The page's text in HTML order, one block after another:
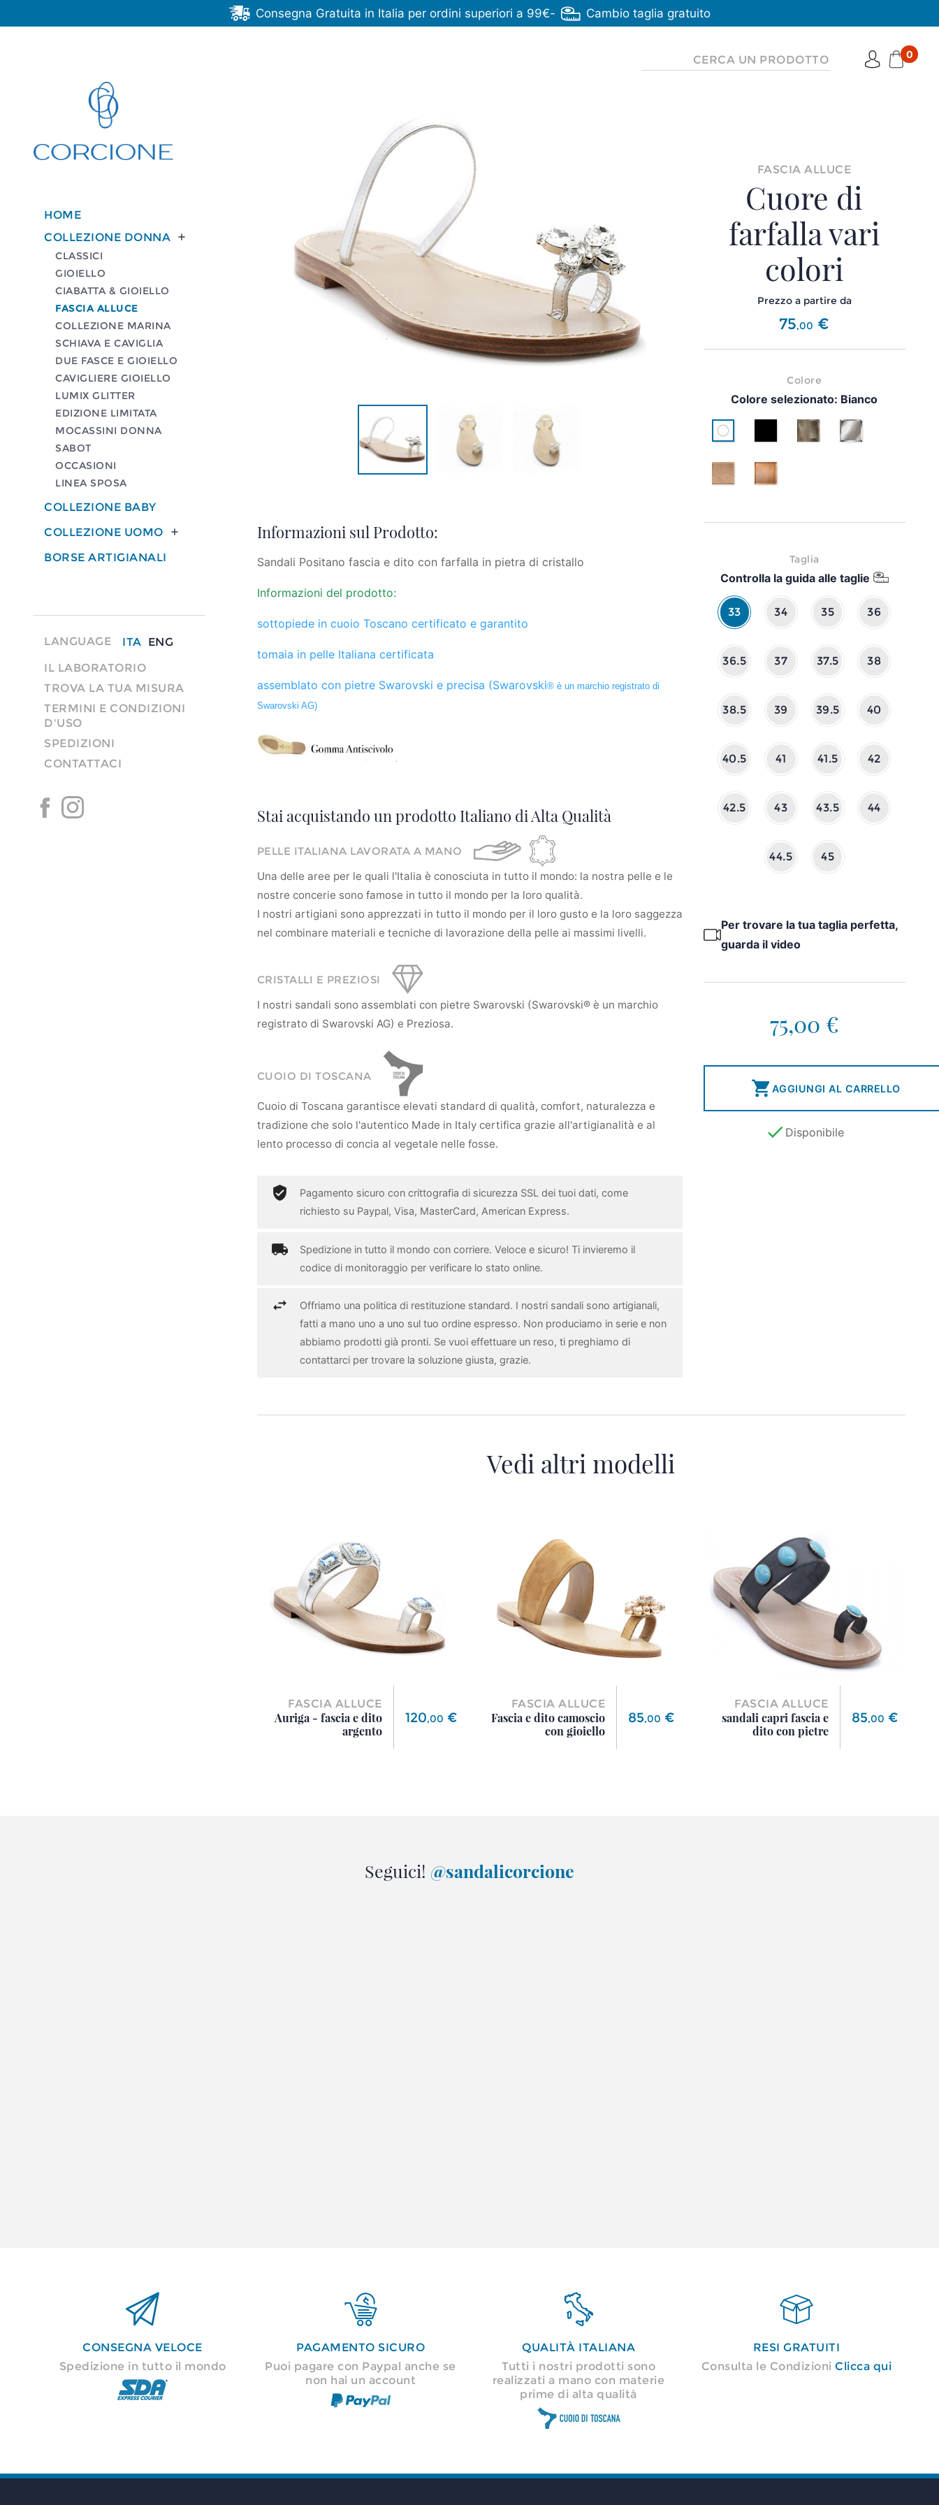
Consegna Gratuita in Italia per ordini superiori a 99€- Cambio taglia gratuito
0
COLLEZIONE DONNA 
CLASSICI
GIOIELLO
CIABATTA & GIOIELLO
FASCIA ALLUCE
COLLEZIONE MARINA
SCHIAVA E CAVIGLIA
DUE FASCE E GIOIELLO
CAVIGLIERE GIOIELLO
LUMIX GLITTER
EDIZIONE LIMITATA
MOCASSINI DONNA
SABOT
OCCASIONI
LINEA SPOSA
COLLEZIONE BABY
COLLEZIONE UOMO

BORSE ARTIGIANALI
LANGUAGE ITA ENG
IL LABORATORIO
TROVA LA TUA MISURA
TERMINI E CONDIZIONI
D'USO
SPEDIZIONI
CONTATTACI
HOME
Informazioni sul Prodotto:
Sandali Positano fascia e dito con farfalla in pietra di cristallo
Informazioni del prodotto:
sottopiede in cuoio Toscano certificato e garantito
tomaia in pelle Italiana certificata
assemblato con pietre Swarovski e precisa (Swarovski® è un marchio registrato di
Swarovski AG)
Stai acquistando un prodotto Italiano di Alta Qualità
PELLE ITALIANA LAVORATA A MANO
Una delle aree per le quali l'Italia è conosciuta in tutto il mondo: la nostra pelle e le
nostre concerie sono famose in tutto il mondo per la loro qualità.
I nostri artigiani sono apprezzati in tutto il mondo per il loro gusto e la loro saggezza
nel combinare materiali e tecniche di lavorazione della pelle ai massimi livelli.
CRISTALLI E PREZIOSI
I nostri sandali sono assemblati con pietre Swarovski (Swarovski® è un marchio
registrato di Swarovski AG) e Preziosa.
CUOIO DI TOSCANA
Cuoio di Toscana garantisce elevati standard di qualità, comfort, naturalezza e
tradizione che solo l'autentico Made in Italy certifica grazie all'artigianalità e al
lento processo di concia al vegetale nelle fosse.
Pagamento sicuro con crittografia di sicurezza SSL dei tuoi dati, come
richiesto su Paypal, Visa, MasterCard, American Express.
Spedizione in tutto il mondo con corriere. Veloce e sicuro! Ti invieremo il
codice di monitoraggio per verificare lo stato online.
Offriamo una politica di restituzione standard. I nostri sandali sono artigianali,
fatti a mano uno a uno sul tuo ordine espresso. Non produciamo in serie e non
abbiamo prodotti già pronti. Se vuoi effettuare un reso, ti preghiamo di
contattarci per trovare la soluzione giusta, grazie.
FASCIA ALLUCE
Cuore di
farfalla vari
colori
Prezzo a partire da
75,00 €
Colore
Colore selezionato: Bianco
Bianco Oro/platino
Argento
Oro rosaCuoio
Taglia
Controlla la guida alle taglie
33 34 35 36
36.5 37 37.5 38
38.5 39 39.5 40
40.5 41 41.5 42
42.5 43 43.5 44
44.5 45
Per trovare la tua taglia perfetta,
guarda il video
75,00 €
AGGIUNGI AL CARRELLO
 Disponibile
Vedi altri modelli
FASCIA ALLUCE
Auriga - fascia e dito
argento
Prezzo
120,00 €
FASCIA ALLUCE
Fascia e dito camoscio
con gioiello
Prezzo
85,00 €
FASCIA ALLUCE
sandali capri fascia e
dito con pietre
Prezzo
85,00 €
Seguici! @sandalicorcione

CONSEGNA VELOCE
Spedizione in tutto il mondo

PAGAMENTO SICURO
Puoi pagare con Paypal anche se
non hai un account

QUALITÀ ITALIANA
Tutti i nostri prodotti sono
realizzati a mano con materie
prime di alta qualità

RESI GRATUITI
Consulta le CondizioniClicca qui